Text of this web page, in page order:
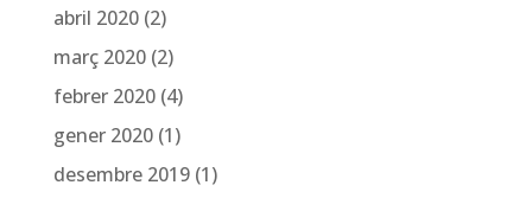
abril 2020(2)
març 2020(2)
febrer 2020(4)
gener 2020(1)
desembre 2019(1)